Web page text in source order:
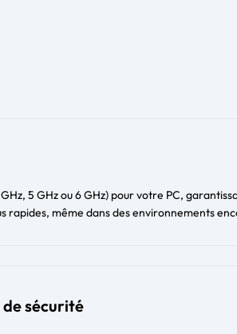
5 GHz ou 6 GHz) pour votre PC,
rapides, même dans des environnements
de sécurité